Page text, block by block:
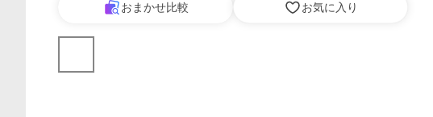
おまかせ比較 お気に入り